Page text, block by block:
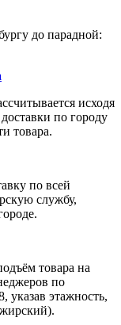
до парадной:
исходя
по городу
товара.
по всей
службу,
товара на
по
указав этажность,